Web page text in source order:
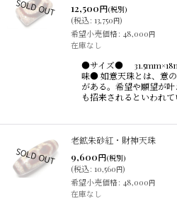
12,500円(税別)
(税込: 13,750円)
希望小売価格: 48,000円
在庫なし
●サイズ●
味● 如意天珠とは、意
がある。希望や願望が
も招来されるといわれ
老鉱朱砂紅・財神天珠
9,600円(税別)
(税込: 10,560円)
希望小売価格: 48,000円
在庫なし